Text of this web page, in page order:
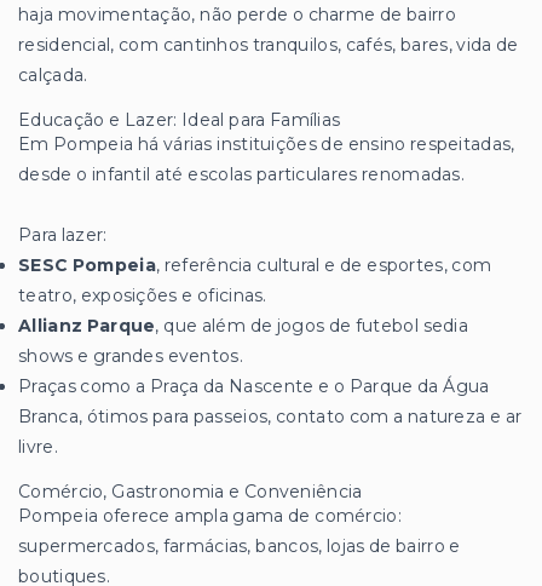
haja movimentação, não perde o charme de bairro
residencial, com cantinhos tranquilos, cafés, bares, vida de
calçada.
Educação e Lazer: Ideal para Famílias
Em Pompeia há várias instituições de ensino respeitadas,
desde o infantil até escolas particulares renomadas.
Para lazer:
SESC Pompeia, referência cultural e de esportes, com
teatro, exposições e oficinas.
Allianz Parque, que além de jogos de futebol sedia
shows e grandes eventos.
Praças como a Praça da Nascente e o Parque da Água
Branca, ótimos para passeios, contato com a natureza e ar
livre.
Comércio, Gastronomia e Conveniência
Pompeia oferece ampla gama de comércio:
supermercados, farmácias, bancos, lojas de bairro e
boutiques.